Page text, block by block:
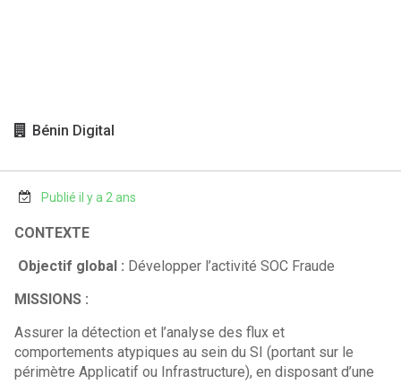
Bénin Digital
Publié il y a 2 ans
CONTEXTE
Objectif global : Développer l’activité SOC Fraude
MISSIONS :
Assurer la détection et l’analyse des flux et
comportements atypiques au sein du SI (portant sur le
périmètre Applicatif ou Infrastructure), en disposant d’une